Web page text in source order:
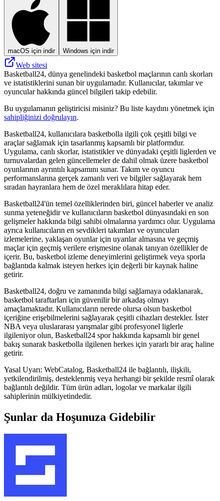
macOS için indir Windows için indir
Web sitesi
Basketball24, dünya genelindeki basketbol maçlarının canlı skorları
ve istatistiklerini sunan bir uygulamadır. Kullanıcılar, takımlar ve
oyuncular hakkında güncel bilgileri takip edebilir.
Bu uygulamanın geliştiricisi misiniz? Bu liste kaydını yönetmek için
sahipliğinizi doğrulayın.
Basketball24, kullanıcılara basketbolla ilgili çok çeşitli bilgi ve
araçlar sağlamak için tasarlanmış kapsamlı bir platformdur.
Uygulama, canlı skorlar, istatistikler ve dünyadaki çeşitli liglerden ve
turnuvalardan gelen güncellemeler de dahil olmak üzere basketbol
oyunlarının ayrıntılı kapsamını sunar. Takım ve oyuncu
performanslarına gerçek zamanlı veri ve bilgiler sağlayarak hem
sıradan hayranlara hem de özel meraklılara hitap eder.
Basketball24'ün temel özelliklerinden biri, güncel haberler ve analiz
sunma yeteneğidir ve kullanıcıların basketbol dünyasındaki en son
gelişmeler hakkında bilgi sahibi olmalarına yardımcı olur. Uygulama
ayrıca kullanıcıların en sevdikleri takımları ve oyuncuları
izlemelerine, yaklaşan oyunlar için uyarılar almasına ve geçmiş
maçlar için geçmiş verilere erişmesine olanak tanıyan özellikler de
içerir. Bu, basketbol izleme deneyimlerini geliştirmek veya sporla
bağlantıda kalmak isteyen herkes için değerli bir kaynak haline
getirir.
Basketball24, doğru ve zamanında bilgi sağlamaya odaklanarak,
basketbol taraftarları için güvenilir bir arkadaş olmayı
amaçlamaktadır. Kullanıcıların nerede olursa olsun basketbol
içeriğine erişebilmelerini sağlayarak çeşitli cihazları destekler. İster
NBA veya uluslararası yarışmalar gibi profesyonel liglerle
ilgileniyor olun, Basketball24 spor hakkında kapsamlı bir genel
bakış sunarak basketbolla ilgilenen herkes için yararlı bir araç haline
getirir.
Yasal Uyarı: WebCatalog, Basketball24 ile bağlantılı, ilişkili,
yetkilendirilmiş, desteklenmiş veya herhangi bir şekilde resmî olarak
bağlantılı değildir. Tüm ürün adları, logolar ve markalar ilgili
sahiplerinin mülkiyetindedir.
Şunlar da Hoşunuza Gidebilir